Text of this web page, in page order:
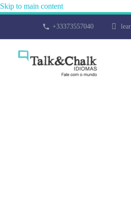
Skip to main content
+33373557040